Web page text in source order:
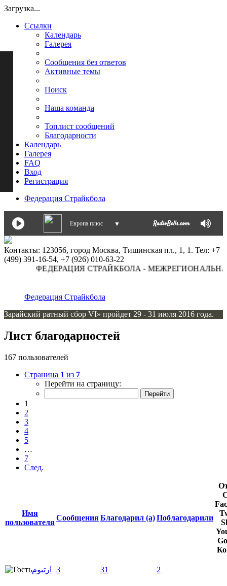
Загрузка...
Ссылки
Календарь
Галерея
Сообщения без ответов
Активные темы
Поиск
Наша команда
Топлист сообщений
Благодарности
Календарь
Галерея
FAQ
Вход
Регистрация
Федерация Страйкбола
Европа плюс ▼
Контакты: 123056, город Москва, Тишинская пл., 1, 1. Тел: +7
(499) 391-16-54, +7 (926) 010-63-22
ФЕДЕРАЦИЯ СТРАЙКБОЛА -
Федерация Страйкбола
Зарайский ратный сбор VI» пройдет 29 - 31 июля 2016 года.
Лист благодарностей
167 пользователей
Страница 1 из 7
Перейти на страницу:
1
2
3
4
5
…
7
След.
Имя
пользователя
СообщенияБлагодарил (а)Поблагодарили
ارتيوم 3 31 2